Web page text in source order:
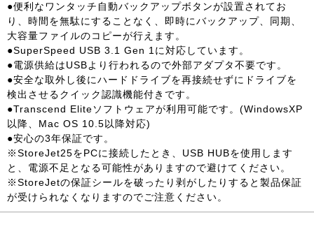
●便利なワンタッチ自動バックアップボタンが設置されてお
り、時間を無駄にすることなく、即時にバックアップ、同期、
大容量ファイルのコピーが行えます。
●SuperSpeed USB 3.1 Gen 1に対応しています。
●電源供給はUSBより行われるので外部アダプタ不要です。
●安全な取外し後にハードドライブを再接続せずにドライブを
検出させるクイック認識機能付きです。
●Transcend Eliteソフトウェアが利用可能です。(WindowsXP
以降、Mac OS 10.5以降対応)
●安心の3年保証です。
※StoreJet25をPCに接続したとき、USB HUBを使用します
と、電源不足となる可能性がありますので避けてください。
※StoreJetの保証シールを破ったり剥がしたりすると製品保証
が受けられなくなりますのでご注意ください。